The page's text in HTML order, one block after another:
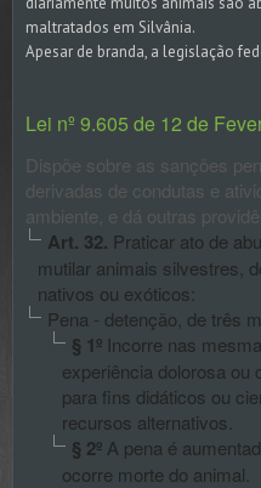
maltratados em Silvânia.
Apesar de branda, a legislação
Lei nº 9.605 de 12 de
Dispõe sobre as sanções
derivadas de condutas e
ambiente, e dá outras
Art. 32. Praticar ato de
mutilar animais silvestres,
nativos ou exóticos:
Pena - detenção, de três
§ 1º Incorre nas
experiência dolorosa ou
para fins didáticos ou
recursos alternativos.
§ 2º A pena é
ocorre morte do animal.